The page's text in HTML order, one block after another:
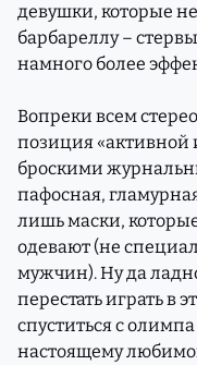
девушки, которые
барбареллу –
намного более
Вопреки всем
позиция «активной
броскими
пафосная,
лишь маски,
одевают (не
мужчин). Ну да
перестать играть в
спуститься с
настоящему